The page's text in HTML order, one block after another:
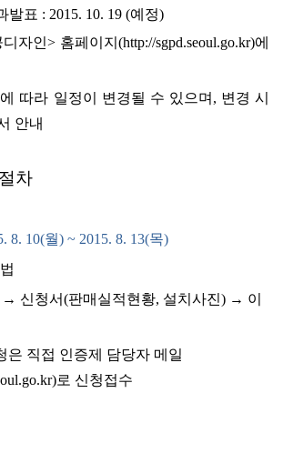
발표 : 2015. 10. 19 (예정)
자인> 홈페이지(http://sgpd.seoul.go.kr)에
따라 일정이 변경될 수 있으며, 변경 시
안내
차
8. 10(월) ~ 2015. 8. 13(목)
→ 신청서(판매실적현황, 설치사진) → 이
은 직접 인증제 담당자 메일
로 신청접수